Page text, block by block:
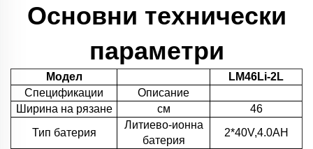
Основни технически
параметри
Модел
LM46Li-2L
Спецификации
Описание
Ширина на рязане
см
46
Тип батерия
Литиево-ионна
батерия
2*40V,4.0AH